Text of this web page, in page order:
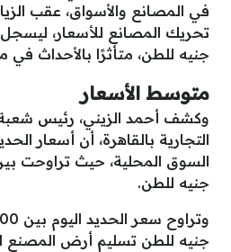
في المصانع والأسواق، عقب
جنيه للطن، متأثرًا بالأحداث في
متوسط الأسعار
وكشف أحمد الزيني، رئيس شعبة
التجارية بالقاهرة، أن أسعار
جنيه للطن.
جنيه للطن تسليم أرض المصنع